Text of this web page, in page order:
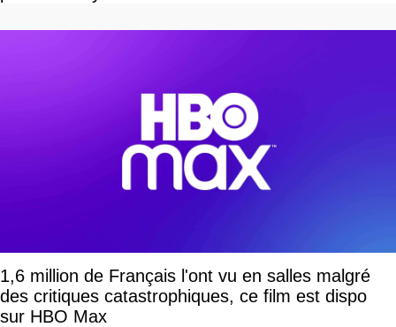
1,6 million de Français l'ont vu en salles malgré
des critiques catastrophiques, ce film est dispo
sur HBO Max